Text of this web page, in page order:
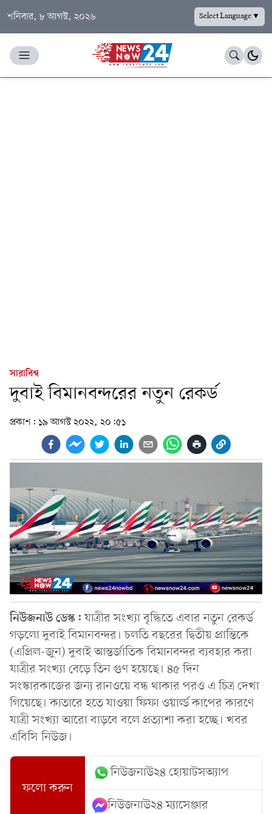
শনিবার, ৮ আগস্ট, ২০২৬ Select Language▼
সারাবিশ্ব
দুবাই বিমানবন্দরের নতুন রেকর্ড
প্রকাশ: ১৯ আগস্ট ২০২২, ২০:৫১
নিউজনাউ ডেস্ক:যাত্রীর সংখ্যা বৃদ্ধিতে এবার নতুন রেকর্ড
গড়লো দুবাই বিমানবন্দর। চলতি বছরের দ্বিতীয় প্রান্তিকে
(এপ্রিল-জুন) দুবাই আন্তর্জাতিক বিমানবন্দর ব্যবহার করা
যাত্রীর সংখ্যা বেড়ে তিন গুণ হয়েছে। ৪৫ দিন
সংস্কারকাজের জন্য রানওয়ে বন্ধ থাকার পরও এ চিত্র দেখা
গিয়েছে। কাতারে হতে যাওয়া ফিফা ওয়ার্ল্ড কাপের কারণে
যাত্রী সংখ্যা আরো বাড়বে বলে প্রত্যাশা করা হচ্ছে। খবর
এবিসি নিউজ।
ফলো করুন
নিউজনাউ২৪ হোয়াটসঅ্যাপ
নিউজনাউ২৪ ম্যাসেঞ্জার